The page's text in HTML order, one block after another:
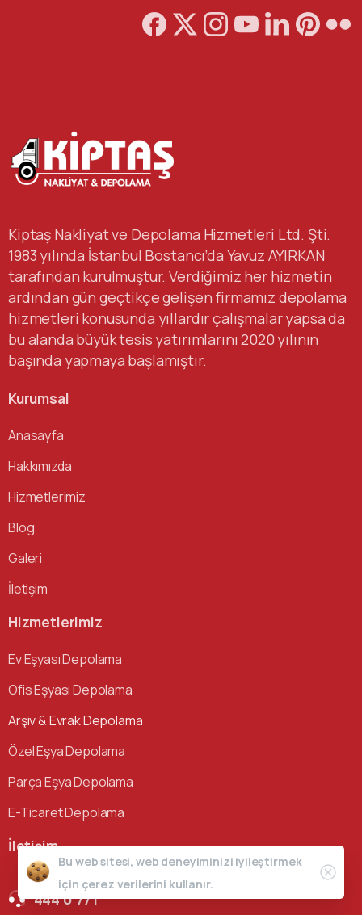
Kiptaş Nakliyat ve Depolama Hizmetleri Ltd. Şti.
1983 yılında İstanbul Bostancı’da Yavuz AYIRKAN
tarafından kurulmuştur. Verdiğimiz her hizmetin
ardından gün geçtikçe gelişen firmamız depolama
hizmetleri konusunda yıllardır çalışmalar yapsa da
bu alanda büyük tesis yatırımlarını 2020 yılının
başında yapmaya başlamıştır.
Kurumsal
Anasayfa
Hakkımızda
Hizmetlerimiz
Blog
Galeri
İletişim
Hizmetlerimiz
Ev Eşyası Depolama
Ofis Eşyası Depolama
Arşiv & Evrak Depolama
Özel Eşya Depolama
Parça Eşya Depolama
E-Ticaret Depolama
İletişim
444 0 771
Bu web sitesi, web deneyiminizi iyileştirmek
için çerez verilerini kullanır.